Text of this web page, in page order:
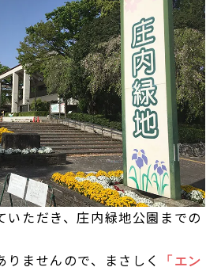
いただき、庄内緑地公園までの
ませんので、まさしく
「エン